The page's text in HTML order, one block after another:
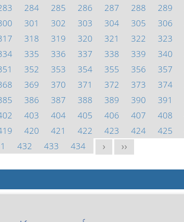
284 285 286 287 288 289
301 302 303 304 305 306
318 319 320 321 322 323
335 336 337 338 339 340
352 353 354 355 356 357
369 370 371 372 373 374
386 387 388 389 390 391
403 404 405 406 407 408
420 421 422 423 424 425
432 433 434 > >>